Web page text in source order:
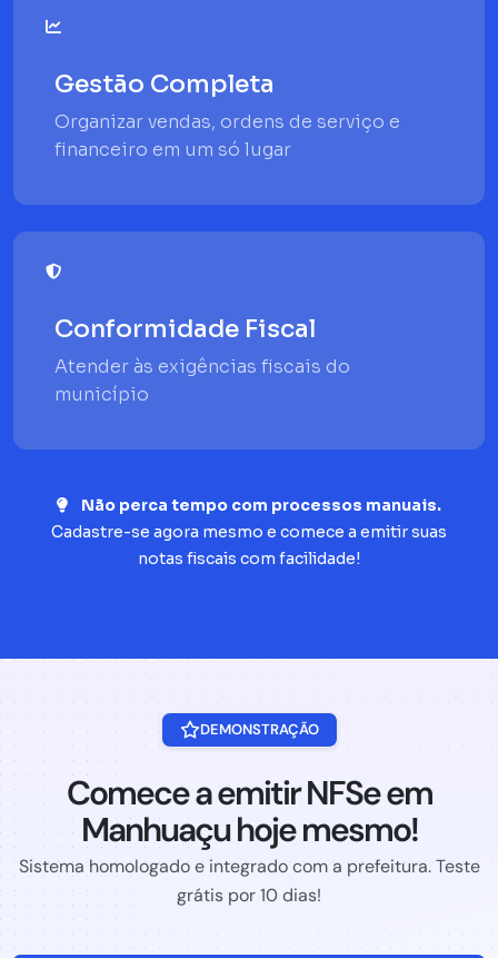
Gestão Completa
Organizar vendas, ordens de serviço e
financeiro em um só lugar
Conformidade Fiscal
Atender às exigências fiscais do
município
Não perca tempo com processos manuais.
Cadastre-se agora mesmo e comece a emitir suas
notas fiscais com facilidade!
DEMONSTRAÇÃO
Comece a emitir NFSe em
Manhuaçu hoje mesmo!
Sistema homologado e integrado com a prefeitura. Teste
grátis por 10 dias!